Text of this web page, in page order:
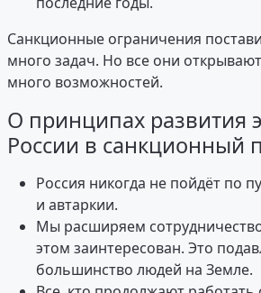
Санкционные ограничения
много задач. Но все они
много возможностей.
О принципах развития
России в санкционный
Россия никогда не пойдёт по
и автаркии.
Мы расширяем
этом заинтересован. Это
большинство людей на Земле.